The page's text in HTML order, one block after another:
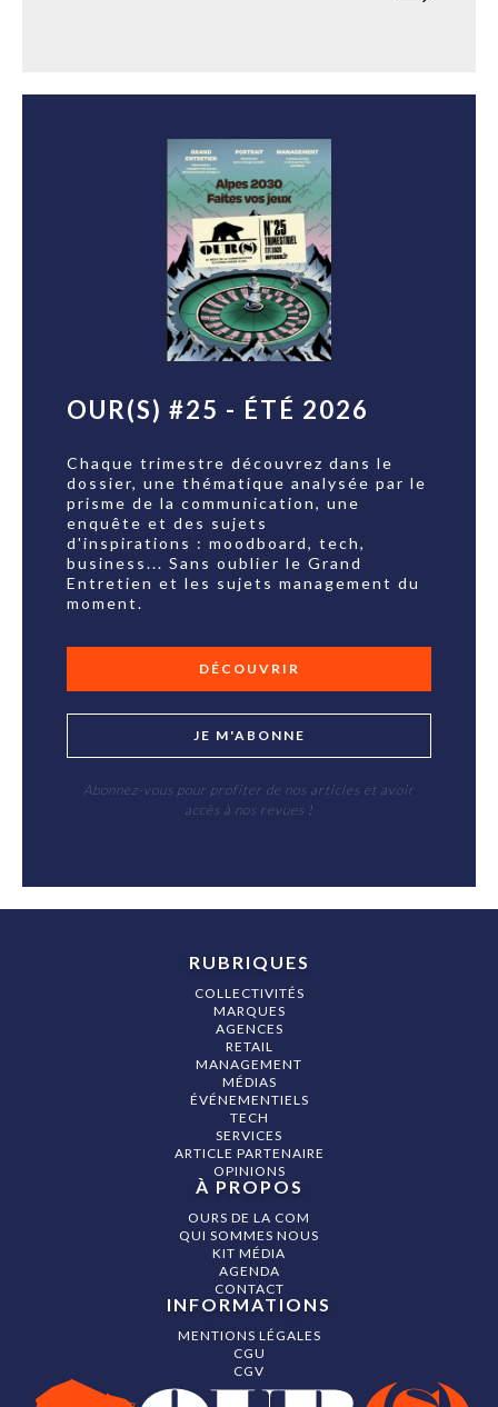
OUR(S) #25 - ÉTÉ 2026
Chaque trimestre découvrez dans le
dossier, une thématique analysée par le
prisme de la communication, une
enquête et des sujets
d'inspirations : moodboard, tech,
business... Sans oublier le Grand
Entretien et les sujets management du
moment.
DÉCOUVRIR
JE M'ABONNE
Abonnez-vous pour profiter de nos articles et avoir
accès à nos revues !
RUBRIQUES
COLLECTIVITÉS
MARQUES
AGENCES
RETAIL
MANAGEMENT
MÉDIAS
ÉVÉNEMENTIELS
TECH
SERVICES
ARTICLE PARTENAIRE
OPINIONS
À PROPOS
OURS DE LA COM
QUI SOMMES NOUS
KIT MÉDIA
AGENDA
CONTACT
INFORMATIONS
MENTIONS LÉGALES
CGU
CGV